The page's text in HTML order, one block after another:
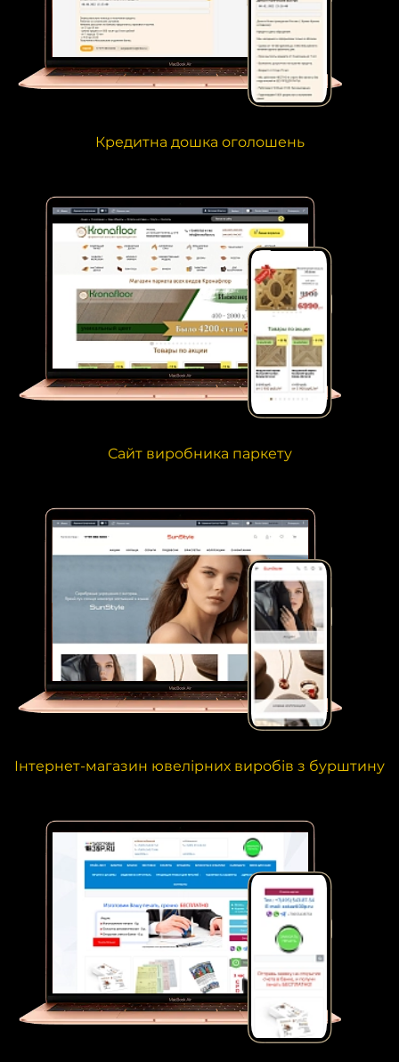
Кредитна дошка оголошень
Сайт виробника паркету
Інтернет-магазин ювелірних виробів з бурштину